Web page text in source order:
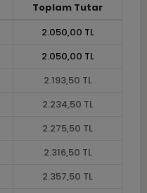
Toplam Tutar
2.050,00 TL
2.050,00 TL
2.193,50 TL
2.234,50 TL
2.275,50 TL
2.316,50 TL
2.357,50 TL